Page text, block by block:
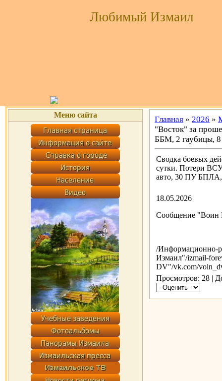
Любимый Измаил
Меню сайта Главная » 2026 »
"Восток" за
ББМ, 2 гаубицы,
Сводка боевых
сутки. Потери
авто, 30 ПУ БПЛА,
18.05.2026
Сообщение "Воин
/Информационно-
Измаил"/izmail-
DV"/vk.com/
Просмотров: 28 |